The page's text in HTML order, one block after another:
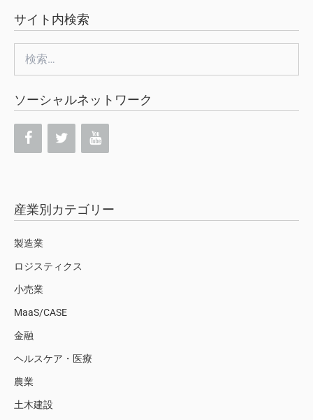
サイト内検索
索:
ソーシャルネットワーク
産業別カテゴリー
製造業
ロジスティクス
小売業
MaaS/CASE
金融
ヘルスケア・医療
農業
土木建設